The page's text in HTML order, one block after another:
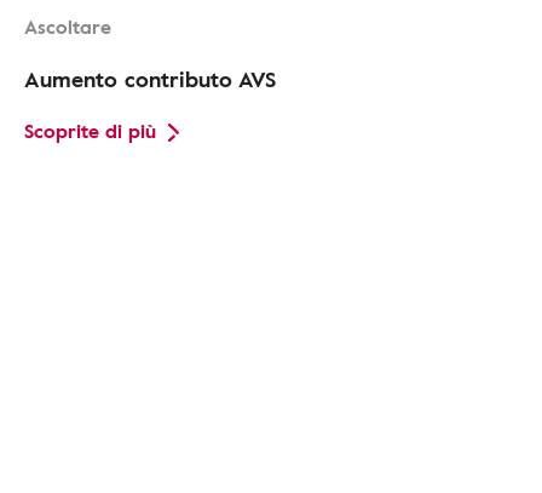
Ascoltare
Aumento contributo AVS
Scoprite di più